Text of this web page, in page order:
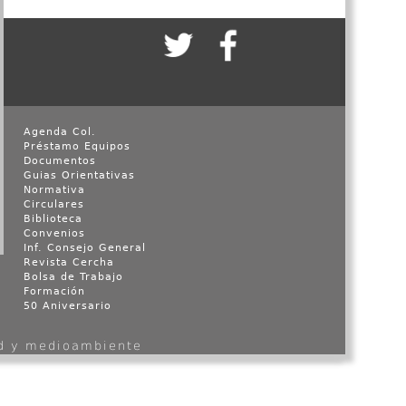
Agenda Col.
Préstamo Equipos
Documentos
Guias Orientativas
Normativa
Circulares
Biblioteca
Convenios
Inf. Consejo General
Revista Cercha
Bolsa de Trabajo
Formación
50 Aniversario
y medioambiente